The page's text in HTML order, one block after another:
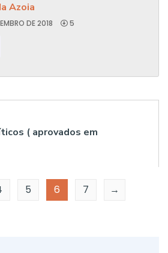
Azoia
DE 2018 5
( aprovados em
5 6 7 →